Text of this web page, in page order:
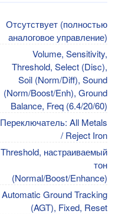
Отсутствует (полностью
аналоговое управление)
Volume, Sensitivity,
Threshold, Select (Disc),
Soil (Norm/Diff), Sound
(Norm/Boost/Enh), Ground
Balance, Freq (6.4/20/60)
Переключатель: All Metals
/ Reject Iron
Threshold, настраиваемый
тон
(Normal/Boost/Enhance)
Automatic Ground Tracking
(AGT), Fixed, Reset